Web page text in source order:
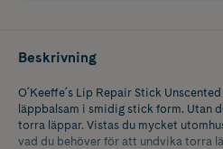
Beskrivning
O´Keeffe´s Lip Repair Stick
läppbalsam i smidig stick form. Utan
torra läppar. Vistas du mycket
vad du behöver för att undvika torra